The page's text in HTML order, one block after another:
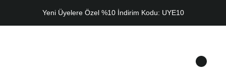
Yeni Üyelere Özel %10 İndirim Kodu: UYE10